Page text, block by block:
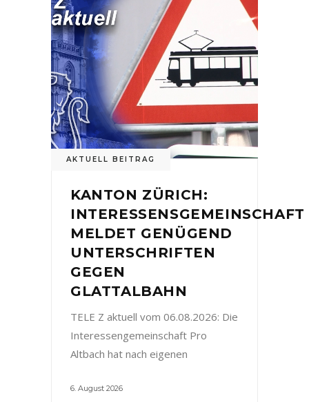
AKTUELL BEITRAG
KANTON ZÜRICH:
INTERESSENSGEMEINSCHAFT
MELDET GENÜGEND
UNTERSCHRIFTEN
GEGEN
GLATTALBAHN
TELE Z aktuell vom 06.08.2026: Die
Interessengemeinschaft Pro
Altbach hat nach eigenen
6. August 2026